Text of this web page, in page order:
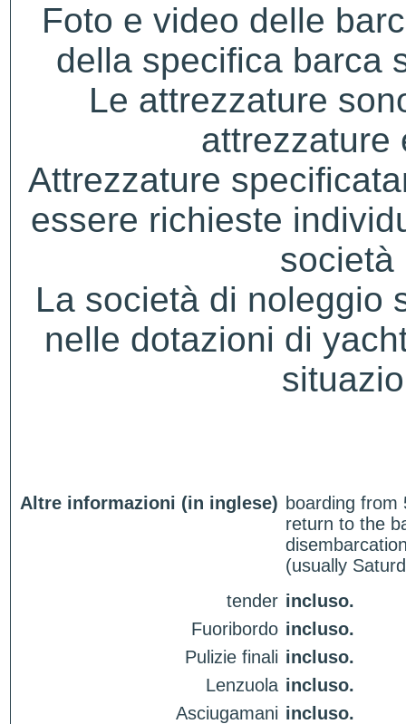
Foto e video delle
della specifica barca
Le attrezzature
attrezzature
Attrezzature
essere richieste
società
La società di noleggio
nelle dotazioni di
Altre informazioni (in inglese) boarding from
return to the
(usually
tender incluso.
Fuoribordo incluso.
Pulizie finali incluso.
Lenzuola incluso.
Asciugamani incluso.